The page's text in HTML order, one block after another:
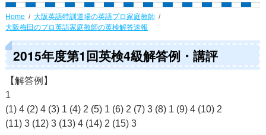
Home
大阪英語特訓道場の英語プロ家庭教師
大阪梅田のプロ英語家庭教師の英検解答速報
2015年度第1回英検4級解答例・講評
【解答例】
1
(1) 4 (2) 4 (3) 1 (4) 2 (5) 1 (6) 2 (7) 3 (8) 1 (9) 4 (10) 2
(11) 3 (12) 3 (13) 4 (14) 2 (15) 3